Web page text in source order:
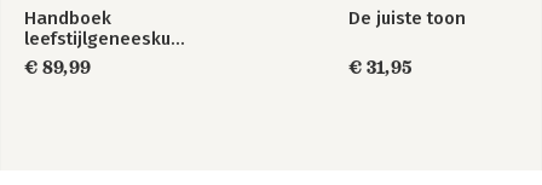
Handboek
leefstijlgeneeskunde
€ 89,99
De juiste toon
€ 31,95